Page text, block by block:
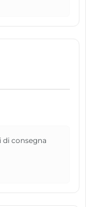
consegna